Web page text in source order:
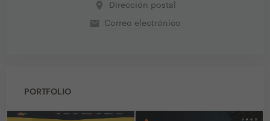
place Dirección postal
email Correo electrónico
PORTFOLIO